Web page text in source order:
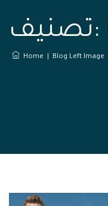
تصنيف:
Home Blog Left Image